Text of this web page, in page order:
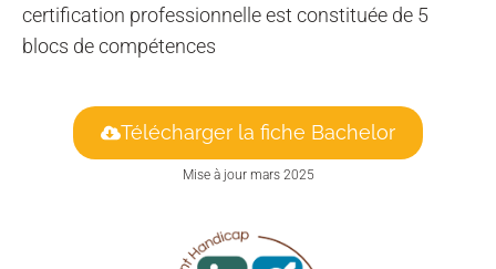
certification professionnelle est constituée de 5
blocs de compétences
Télécharger la fiche Bachelor
Mise à jour mars 2025